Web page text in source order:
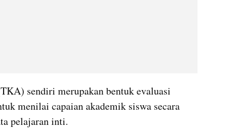
sendiri merupakan bentuk evaluasi
menilai capaian akademik siswa secara
pelajaran inti.